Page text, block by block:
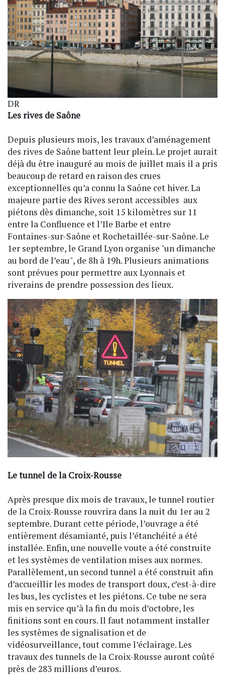
DR
Les rives de Saône
Depuis plusieurs mois, les travaux d’aménagement
des rives de Saône battent leur plein. Le projet aurait
déjà du être inauguré au mois de juillet mais il a pris
beaucoup de retard en raison des crues
exceptionnelles qu’a connu la Saône cet hiver. La
majeure partie des Rives seront accessibles aux
piétons dès dimanche, soit 15 kilomètres sur 11
entre la Confluence et l’Ile Barbe et entre
Fontaines-sur-Saône et Rochetaillée-sur-Saône. Le
1er septembre, le Grand Lyon organise "un dimanche
au bord de l’eau", de 8h à 19h. Plusieurs animations
sont prévues pour permettre aux Lyonnais et
riverains de prendre possession des lieux.
Le tunnel de la Croix-Rousse
Après presque dix mois de travaux, le tunnel routier
de la Croix-Rousse rouvrira dans la nuit du 1er au 2
septembre. Durant cette période, l’ouvrage a été
entièrement désamianté, puis l’étanchéité a été
installée. Enfin, une nouvelle voute a été construite
et les systèmes de ventilation mises aux normes.
Parallèlement, un second tunnel a été construit afin
d’accueillir les modes de transport doux, c’est-à-dire
les bus, les cyclistes et les piétons. Ce tube ne sera
mis en service qu’à la fin du mois d’octobre, les
finitions sont en cours. Il faut notamment installer
les systèmes de signalisation et de
vidéosurveillance, tout comme l’éclairage. Les
travaux des tunnels de la Croix-Rousse auront coûté
près de 283 millions d’euros.